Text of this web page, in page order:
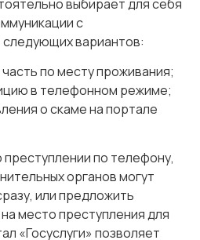
выбирает для себя
с
вариантов:
по месту проживания;
в телефонном режиме;
о скаме на портале
по телефону,
органов могут
или предложить
место преступления для
«Госуслуги» позволяет